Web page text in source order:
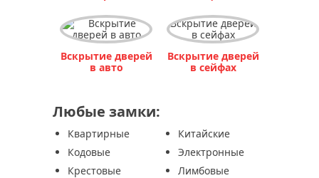
Вскрытие дверей
в авто
Вскрытие дверей
в сейфах
Вскрытие дверей
в сейфах
Любые замки:
Квартирные
Китайские
Кодовые
Электронные
Крестовые
Лимбовые